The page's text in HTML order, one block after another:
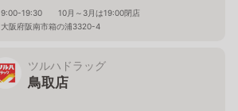
9:00-19:30 10月～3月は19:00閉店
大阪府阪南市箱の浦3320-4
ツルハドラッグ
鳥取店